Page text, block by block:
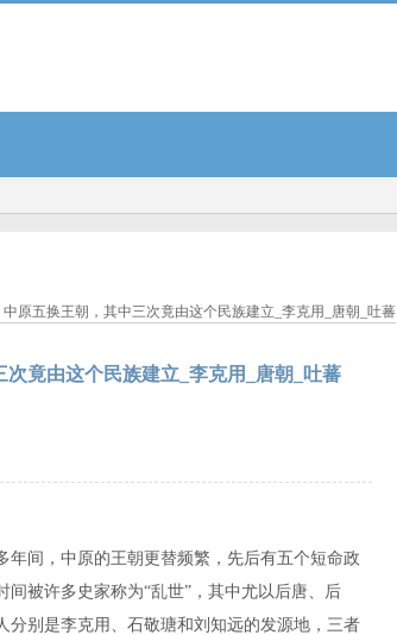
原五换王朝，其中三次竟由这个民族建立_李克用_唐朝_吐蕃
竟由这个民族建立_李克用_唐朝_吐蕃
间，中原的王朝更替频繁，先后有五个短命政
被许多史家称为“乱世”，其中尤以后唐、后
别是李克用、石敬瑭和刘知远的发源地，三者